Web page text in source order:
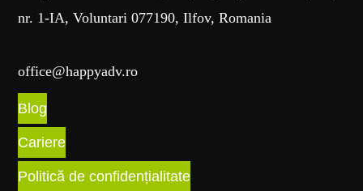
nr. 1-IA, Voluntari 077190, Ilfov, Romania
office@happyadv.ro
Blog
Cariere
Politică de confidențialitate